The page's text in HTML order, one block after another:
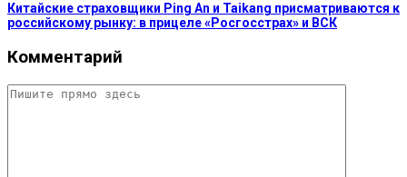
Китайские страховщики Ping An и Taikang присматриваются к
российскому рынку: в прицеле «Росгосстрах» и ВСК
Комментарий